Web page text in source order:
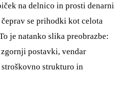
na delnico in prosti denarni
se prihodki kot celota
je natanko slika preobrazbe:
postavki, vendar
strukturo in